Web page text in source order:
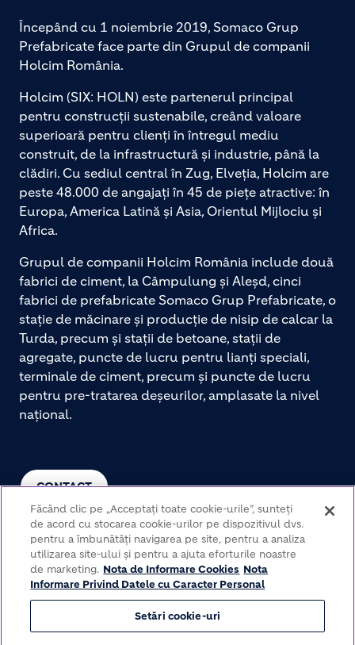
CONTACT
Începând cu 1 noiembrie 2019, Somaco Grup
Prefabricate face parte din Grupul de companii
Holcim România.
Holcim (SIX: HOLN) este partenerul principal
pentru construcții sustenabile, creând valoare
superioară pentru clienți în întregul mediu
construit, de la infrastructură și industrie, până la
clădiri. Cu sediul central în Zug, Elveția, Holcim are
peste 48.000 de angajați în 45 de piețe atractive: în
Europa, America Latină și Asia, Orientul Mijlociu și
Africa.
Grupul de companii Holcim România include două
fabrici de ciment, la Câmpulung și Aleșd, cinci
fabrici de prefabricate Somaco Grup Prefabricate, o
stație de măcinare și producție de nisip de calcar la
Turda, precum și stații de betoane, stații de
agregate, puncte de lucru pentru lianți speciali,
terminale de ciment, precum și puncte de lucru
pentru pre-tratarea deșeurilor, amplasate la nivel
național.
Făcând clic pe „Acceptați toate cookie-urile”, sunteți
de acord cu stocarea cookie-urilor pe dispozitivul dvs.
pentru a îmbunătăți navigarea pe site, pentru a analiza
utilizarea site-ului și pentru a ajuta eforturile noastre
de marketing. Nota de Informare Cookies Nota
Informare Privind Datele cu Caracter Personal
Setări cookie-uri